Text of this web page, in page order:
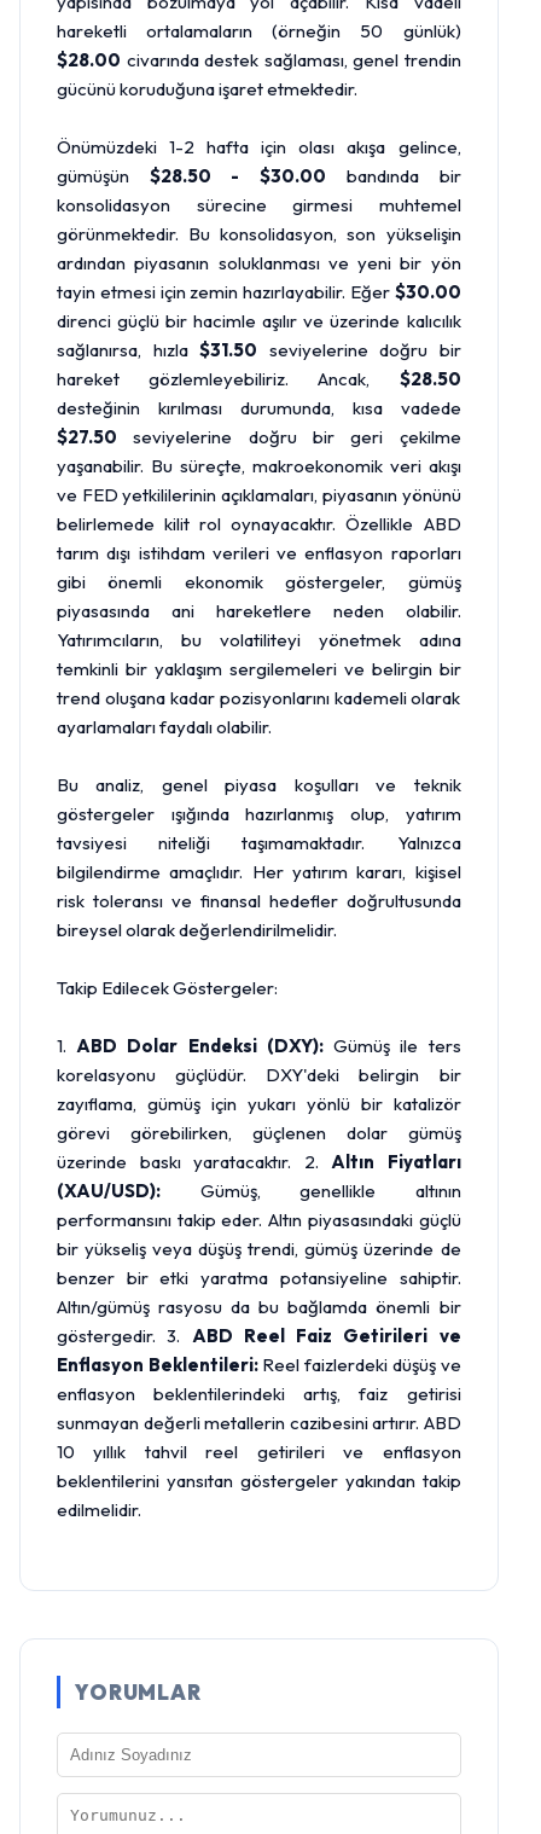
hareketli ortalamaların (örneğin 50 günlük)
$28.00 civarında destek sağlaması, genel trendin
gücünü koruduğuna işaret etmektedir.
Önümüzdeki 1-2 hafta için olası akışa gelince,
gümüşün $28.50 - $30.00 bandında bir
konsolidasyon sürecine girmesi muhtemel
görünmektedir. Bu konsolidasyon, son yükselişin
ardından piyasanın soluklanması ve yeni bir yön
tayin etmesi için zemin hazırlayabilir. Eğer $30.00
direnci güçlü bir hacimle aşılır ve üzerinde kalıcılık
sağlanırsa, hızla $31.50 seviyelerine doğru bir
hareket gözlemleyebiliriz. Ancak, $28.50
desteğinin kırılması durumunda, kısa vadede
$27.50 seviyelerine doğru bir geri çekilme
yaşanabilir. Bu süreçte, makroekonomik veri akışı
ve FED yetkililerinin açıklamaları, piyasanın yönünü
belirlemede kilit rol oynayacaktır. Özellikle ABD
tarım dışı istihdam verileri ve enflasyon raporları
gibi önemli ekonomik göstergeler, gümüş
piyasasında ani hareketlere neden olabilir.
Yatırımcıların, bu volatiliteyi yönetmek adına
temkinli bir yaklaşım sergilemeleri ve belirgin bir
trend oluşana kadar pozisyonlarını kademeli olarak
ayarlamaları faydalı olabilir.
Bu analiz, genel piyasa koşulları ve teknik
göstergeler ışığında hazırlanmış olup, yatırım
tavsiyesi niteliği taşımamaktadır. Yalnızca
bilgilendirme amaçlıdır. Her yatırım kararı, kişisel
risk toleransı ve finansal hedefler doğrultusunda
bireysel olarak değerlendirilmelidir.
Takip Edilecek Göstergeler:
1.ABD Dolar Endeksi (DXY):Gümüş ile ters
korelasyonu güçlüdür. DXY'deki belirgin bir
zayıflama, gümüş için yukarı yönlü bir katalizör
görevi görebilirken, güçlenen dolar gümüş
üzerinde baskı yaratacaktır. 2. Altın Fiyatları
(XAU/USD): Gümüş, genellikle altının
performansını takip eder. Altın piyasasındaki güçlü
bir yükseliş veya düşüş trendi, gümüş üzerinde de
benzer bir etki yaratma potansiyeline sahiptir.
Altın/gümüş rasyosu da bu bağlamda önemli bir
göstergedir. 3. ABD Reel Faiz Getirileri ve
Enflasyon Beklentileri:Reel faizlerdeki düşüş ve
enflasyon beklentilerindeki artış, faiz getirisi
sunmayan değerli metallerin cazibesini artırır. ABD
10 yıllık tahvil reel getirileri ve enflasyon
beklentilerini yansıtan göstergeler yakından takip
edilmelidir.
YORUMLAR